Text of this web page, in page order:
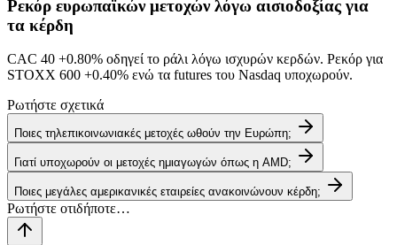
Ρεκόρ ευρωπαϊκών μετοχών λόγω αισιοδοξίας για
τα κέρδη
CAC 40 +0.80% οδηγεί το ράλι λόγω ισχυρών κερδών. Ρεκόρ για
STOXX 600 +0.40% ενώ τα futures του Nasdaq υποχωρούν.
Ρωτήστε σχετικά
Ποιες τηλεπικοινωνιακές μετοχές ωθούν την Ευρώπη;
Γιατί υποχωρούν οι μετοχές ημιαγωγών όπως η AMD;
Ποιες μεγάλες αμερικανικές εταιρείες ανακοινώνουν κέρδη;